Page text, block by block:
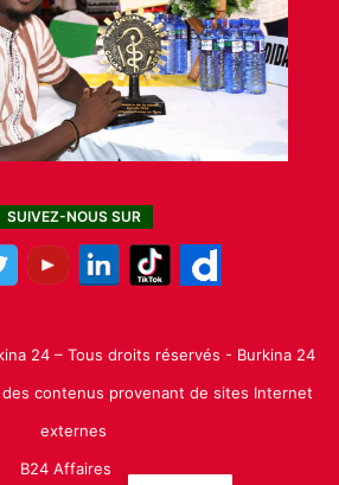
SUIVEZ-NOUS SUR
24 – Tous droits réservés - Burkina 24
contenus provenant de sites Internet
externes
B24 Affaires